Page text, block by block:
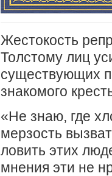
Жестокость
Толстому лиц
существующих
знакомого
«Не знаю, где
мерзость
ловить этих
мнения эти не